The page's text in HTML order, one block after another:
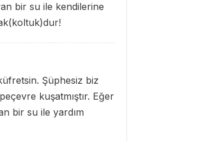
bir su ile kendilerine
Şüphesiz biz
kuşatmıştır. Eğer
bir su ile yardım